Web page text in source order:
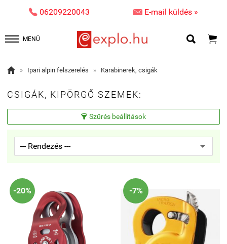
 06209220043  E-mail küldés »
MENÜ  
 » Ipari alpin felszerelés » Karabinerek, csigák
CSIGÁK, KIPÖRGŐ SZEMEK:
 Szűrés beállítások
-20% -7%